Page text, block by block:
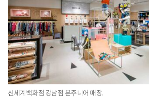
신세계백화점 강남점 분주니어 매장.